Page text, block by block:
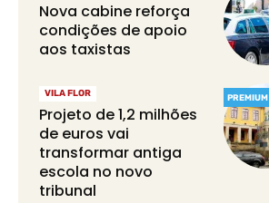
Nova cabine reforça
condições de apoio
aos taxistas
PREMIUM
VILA FLOR
Projeto de 1,2 milhões
de euros vai
transformar antiga
escola no novo
tribunal